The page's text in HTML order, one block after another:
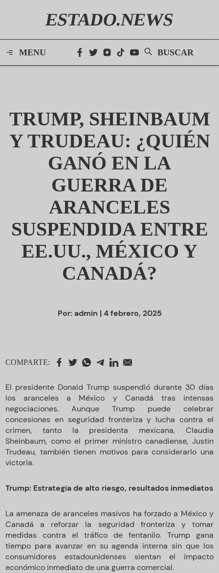
ESTADO.NEWS
MENU BUSCAR
TRUMP, SHEINBAUM
Y TRUDEAU: ¿QUIÉN
GANÓ EN LA
GUERRA DE
ARANCELES
SUSPENDIDA ENTRE
EE.UU., MÉXICO Y
CANADÁ?
Por: admin | 4 febrero, 2025
COMPARTE:
El presidente Donald Trump suspendió durante 30 días
los aranceles a México y Canadá tras intensas
negociaciones. Aunque Trump puede celebrar
concesiones en seguridad fronteriza y lucha contra el
crimen, tanto la presidenta mexicana, Claudia
Sheinbaum, como el primer ministro canadiense, Justin
Trudeau, también tienen motivos para considerarlo una
victoria.
Trump: Estrategia de alto riesgo, resultados inmediatos
La amenaza de aranceles masivos ha forzado a México y
Canadá a reforzar la seguridad fronteriza y tomar
medidas contra el tráfico de fentanilo. Trump gana
tiempo para avanzar en su agenda interna sin que los
consumidores estadounidenses sientan el impacto
económico inmediato de una guerra comercial.